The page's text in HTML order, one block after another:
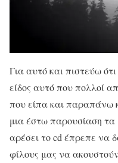
Για αυτό και πιστεύω
είδος αυτό που πολλοί
που είπα και παραπάνω
μια έστω παρουσίαση
αρέσει το cd έπρεπε να
φίλους μας να